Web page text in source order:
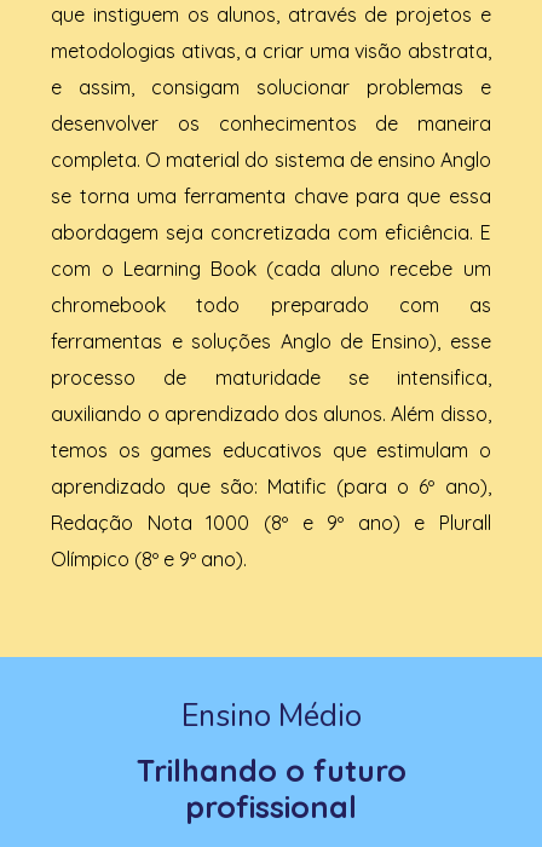
que instiguem os alunos, através de projetos e
metodologias ativas, a criar uma visão abstrata,
e assim, consigam solucionar problemas e
desenvolver os conhecimentos de maneira
completa. O material do sistema de ensino Anglo
se torna uma ferramenta chave para que essa
abordagem seja concretizada com eficiência. E
com o Learning Book (cada aluno recebe um
chromebook todo preparado com as
ferramentas e soluções Anglo de Ensino), esse
processo de maturidade se intensifica,
auxiliando o aprendizado dos alunos. Além disso,
temos os games educativos que estimulam o
aprendizado que são: Matific (para o 6º ano),
Redação Nota 1000 (8º e 9º ano) e Plurall
Olímpico (8º e 9º ano).
Ensino Médio
Trilhando o futuro
profissional